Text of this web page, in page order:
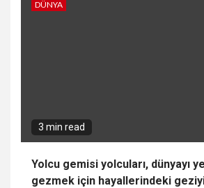
DÜNYA
3 min read
Yolcu gemisi yolcuları, dünyayı
gezmek için hayallerindeki